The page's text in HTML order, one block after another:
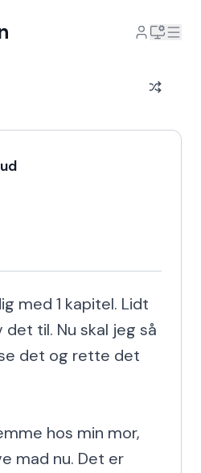
med 1 kapitel. Lidt
til. Nu skal jeg så
det og rette det
hos min mor,
mad nu. Det er